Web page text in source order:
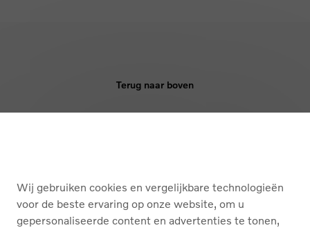
Terug naar boven
OVER ONS
Wij gebruiken cookies en vergelijkbare technologieën
voor de beste ervaring op onze website, om u
gepersonaliseerde content en advertenties te tonen,